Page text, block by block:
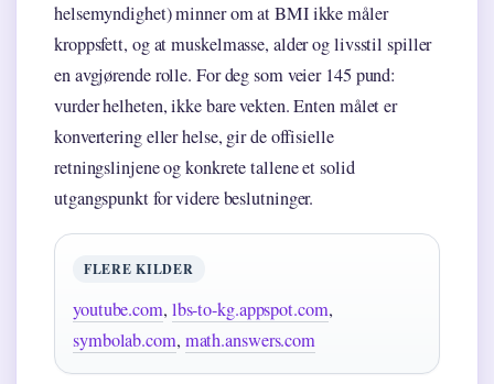
helsemyndighet) minner om at BMI ikke måler
kroppsfett, og at muskelmasse, alder og livsstil spiller
en avgjørende rolle. For deg som veier 145 pund:
vurder helheten, ikke bare vekten. Enten målet er
konvertering eller helse, gir de offisielle
retningslinjene og konkrete tallene et solid
utgangspunkt for videre beslutninger.
FLERE KILDER
youtube.com, lbs-to-kg.appspot.com,
symbolab.com, math.answers.com